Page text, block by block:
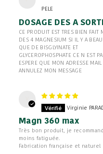
PELE
DOSAGE DES A
CE PRODUIT EST TRES BIEN FAIT
DES 4 MAGNESIUM SI IL Y A
QUE DE BISGLYINATE ET
GLYCEROPHOSPHATE CE N EST
ESPERE QUE MON ADRESSE
ANNULEZ MON MESSAGE
Virginie
Magn 360 max
Très bon produit, je
moins fatiguée.
Fabrication française et naturel